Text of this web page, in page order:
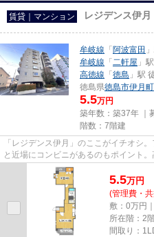
賃貸｜マンション レジデンス伊月
牟岐線 「 阿波富田
牟岐線 「 二軒屋 」
高徳線 「 徳島 」駅
徳島県徳島市伊月町
5.5万円
築年数：築37年 ｜
階数：7階建
「レジデンス伊月」のここがイチオシ
と近場にコンビニがあるのもポイント
タ・敷地内ごみ置き場などが...
5.5万円
(管理費・
敷：0万円
所在階：2
間取り：